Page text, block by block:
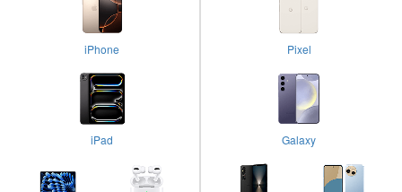
iPhone
iPad
Pixel
Galaxy